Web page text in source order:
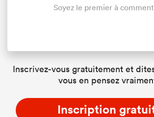
Soyez le premier à
Inscrivez-vous gratuitement et
vous en pensez
Inscription